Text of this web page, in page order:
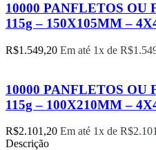
10000 PANFLETOS OU
115g – 150X105MM –
R$1.549,20 Em até 1x de R$
10000 PANFLETOS OU
115g – 100X210MM –
R$2.101,20 Em até 1x de R$
Descrição